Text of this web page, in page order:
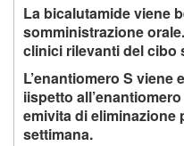
La bicalutamide viene
somministrazione
clinici rilevanti del cibo
L’enantiomero S
iispetto
emivita di eliminazione
settimana.